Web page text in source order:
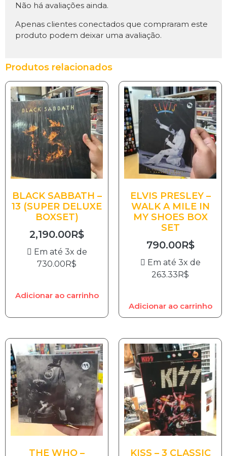
Não há avaliações ainda.
Apenas clientes conectados que compraram este
produto podem deixar uma avaliação.
Produtos relacionados
BLACK SABBATH –
13 (SUPER DELUXE
BOXSET)
2,190.00R$
Em até 3x de
730.00R$
Adicionar ao carrinho
ELVIS PRESLEY –
WALK A MILE IN
MY SHOES BOX
SET
790.00R$
Em até 3x de
263.33R$
Adicionar ao carrinho
THE WHO – KISS – 3 CLASSIC